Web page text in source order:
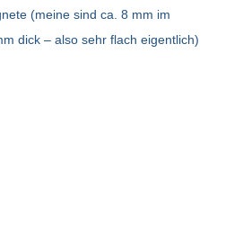
(meine sind ca. 8 mm im
dick – also sehr flach eigentlich)